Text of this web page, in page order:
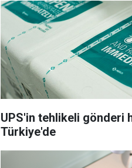
UPS'in tehlikeli gönderi
Türkiye'de